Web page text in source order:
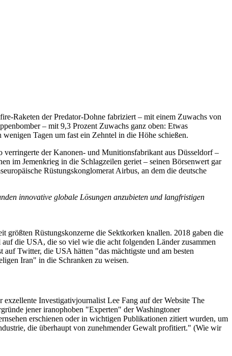
Raketen der Predator-Dohne fabriziert – mit einem Zuwachs von
– mit 9,3 Prozent Zuwachs ganz oben: Etwas
Tagen um fast ein Zehntel in die Höhe schießen.
verringerte der Kanonen- und Munitionsfabrikant aus Düsseldorf –
im Jemenkrieg in die Schlagzeilen geriet – seinen Börsenwert gar
Rüstungskonglomerat Airbus, an dem die deutsche
innovative globale Lösungen anzubieten und langfristigen
größten Rüstungskonzerne die Sektkorken knallen. 2018 gaben die
die USA, die so viel wie die acht folgenden Länder zusammen
Twitter, die USA hätten "das mächtigste und am besten
Iran" in die Schranken zu weisen.
Investigativjournalist Lee Fang auf der Website The
jener iranophoben "Experten" der Washingtoner
erschienen oder in wichtigen Publikationen zitiert wurden, um
die überhaupt von zunehmender Gewalt profitiert." (Wie wir